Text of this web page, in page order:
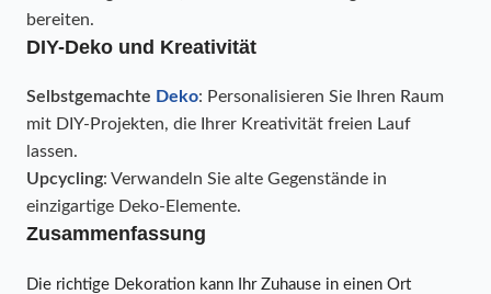
bereiten.
DIY-Deko und Kreativität
Selbstgemachte Deko: Personalisieren Sie Ihren Raum
mit DIY-Projekten, die Ihrer Kreativität freien Lauf
lassen.
Upcycling: Verwandeln Sie alte Gegenstände in
einzigartige Deko-Elemente.
Zusammenfassung
Die richtige Dekoration kann Ihr Zuhause in einen Ort